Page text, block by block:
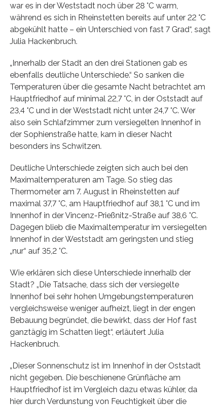
war es in der Weststadt noch über 28 °C warm,
während es sich in Rheinstetten bereits auf unter 22 °C
abgekühlt hatte – ein Unterschied von fast 7 Grad“, sagt
Julia Hackenbruch.
„Innerhalb der Stadt an den drei Stationen gab es
ebenfalls deutliche Unterschiede.“ So sanken die
Temperaturen über die gesamte Nacht betrachtet am
Hauptfriedhof auf minimal 22,7 °C, in der Oststadt auf
23,4 °C und in der Weststadt nicht unter 24,7 °C. Wer
also sein Schlafzimmer zum versiegelten Innenhof in
der Sophienstraße hatte, kam in dieser Nacht
besonders ins Schwitzen.
Deutliche Unterschiede zeigten sich auch bei den
Maximaltemperaturen am Tage. So stieg das
Thermometer am 7. August in Rheinstetten auf
maximal 37,7 °C, am Hauptfriedhof auf 38,1 °C und im
Innenhof in der Vincenz-Prießnitz-Straße auf 38,6 °C.
Dagegen blieb die Maximaltemperatur im versiegelten
Innenhof in der Weststadt am geringsten und stieg
„nur“ auf 35,2 °C.
Wie erklären sich diese Unterschiede innerhalb der
Stadt? „Die Tatsache, dass sich der versiegelte
Innenhof bei sehr hohen Umgebungstemperaturen
vergleichsweise weniger aufheizt, liegt in der engen
Bebauung begründet, die bewirkt, dass der Hof fast
ganztägig im Schatten liegt“, erläutert Julia
Hackenbruch.
„Dieser Sonnenschutz ist im Innenhof in der Oststadt
nicht gegeben. Die beschienene Grünfläche am
Hauptfriedhof ist im Vergleich dazu etwas kühler, da
hier durch Verdunstung von Feuchtigkeit über die